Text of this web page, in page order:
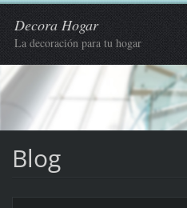
Decora Hogar
La decoración para tu hogar
Blog